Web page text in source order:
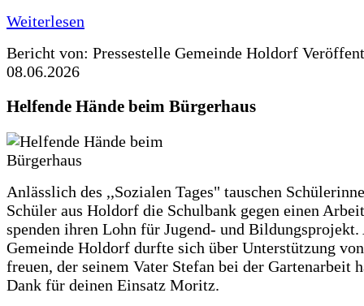
Weiterlesen
Bericht von: Pressestelle Gemeinde Holdorf
08.06.2026
Helfende Hände beim Bürgerhaus
Anlässlich des ,,Sozialen Tages" tauschen
Schüler aus Holdorf die Schulbank gegen einen
spenden ihren Lohn für Jugend- und Bildungsprojekt.
Gemeinde Holdorf durfte sich über Unterstützung
freuen, der seinem Vater Stefan bei der Gartenarbeit
Dank für deinen Einsatz Moritz.